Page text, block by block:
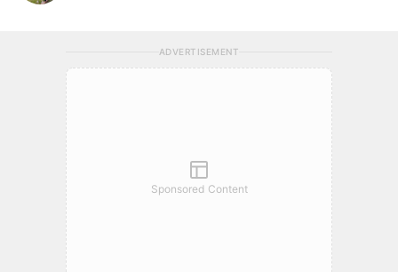
ADVERTISEMENT
Sponsored Content